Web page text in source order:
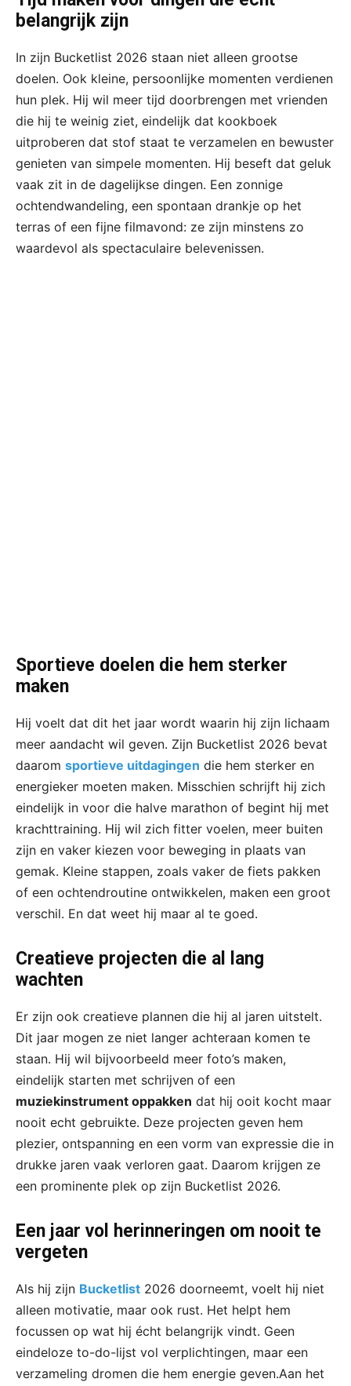
belangrijk zijn
In zijn Bucketlist 2026 staan niet alleen grootse
doelen. Ook kleine, persoonlijke momenten verdienen
hun plek. Hij wil meer tijd doorbrengen met vrienden
die hij te weinig ziet, eindelijk dat kookboek
uitproberen dat stof staat te verzamelen en bewuster
genieten van simpele momenten. Hij beseft dat geluk
vaak zit in de dagelijkse dingen. Een zonnige
ochtendwandeling, een spontaan drankje op het
terras of een fijne filmavond: ze zijn minstens zo
waardevol als spectaculaire belevenissen.
Sportieve doelen die hem sterker
maken
Hij voelt dat dit het jaar wordt waarin hij zijn lichaam
meer aandacht wil geven. Zijn Bucketlist 2026 bevat
daarom sportieve uitdagingen die hem sterker en
energieker moeten maken. Misschien schrijft hij zich
eindelijk in voor die halve marathon of begint hij met
krachttraining. Hij wil zich fitter voelen, meer buiten
zijn en vaker kiezen voor beweging in plaats van
gemak. Kleine stappen, zoals vaker de fiets pakken
of een ochtendroutine ontwikkelen, maken een groot
verschil. En dat weet hij maar al te goed.
Creatieve projecten die al lang
wachten
Er zijn ook creatieve plannen die hij al jaren uitstelt.
Dit jaar mogen ze niet langer achteraan komen te
staan. Hij wil bijvoorbeeld meer foto’s maken,
eindelijk starten met schrijven of een
muziekinstrument oppakken dat hij ooit kocht maar
nooit echt gebruikte. Deze projecten geven hem
plezier, ontspanning en een vorm van expressie die in
drukke jaren vaak verloren gaat. Daarom krijgen ze
een prominente plek op zijn Bucketlist 2026.
Een jaar vol herinneringen om nooit te
vergeten
Als hij zijn Bucketlist 2026 doorneemt, voelt hij niet
alleen motivatie, maar ook rust. Het helpt hem
focussen op wat hij écht belangrijk vindt. Geen
eindeloze to-do-lijst vol verplichtingen, maar een
verzameling dromen die hem energie geven.Aan het